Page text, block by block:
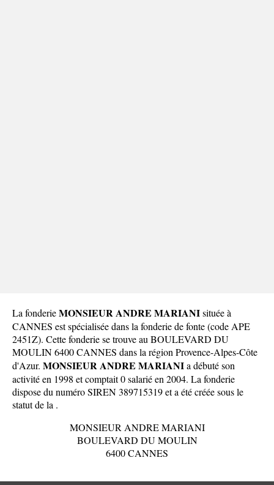
La fonderieMONSIEUR ANDRE MARIANIsituée à
CANNES est spécialisée dans la fonderie de fonte (code APE
2451Z). Cette fonderie se trouve au BOULEVARD DU
MOULIN 6400 CANNES dans la région Provence-Alpes-Côte
d'Azur. MONSIEUR ANDRE MARIANIa débuté son
activité en 1998 et comptait 0 salarié en 2004. La fonderie
dispose du numéro SIREN 389715319 et a été créée sous le
statut de la .
MONSIEUR ANDRE MARIANI
BOULEVARD DU MOULIN
6400 CANNES